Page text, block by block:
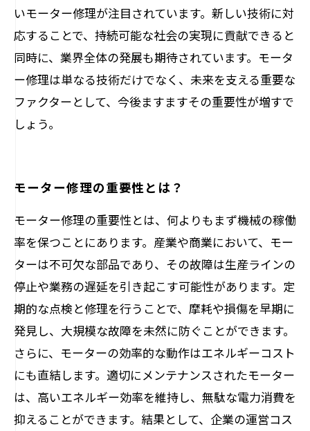
いモーター修理が注目されています。新しい技術に対
応することで、持続可能な社会の実現に貢献できると
同時に、業界全体の発展も期待されています。モータ
ー修理は単なる技術だけでなく、未来を支える重要な
ファクターとして、今後ますますその重要性が増すで
しょう。
モーター修理の重要性とは？
モーター修理の重要性とは、何よりもまず機械の稼働
率を保つことにあります。産業や商業において、モー
ターは不可欠な部品であり、その故障は生産ラインの
停止や業務の遅延を引き起こす可能性があります。定
期的な点検と修理を行うことで、摩耗や損傷を早期に
発見し、大規模な故障を未然に防ぐことができます。
さらに、モーターの効率的な動作はエネルギーコスト
にも直結します。適切にメンテナンスされたモーター
は、高いエネルギー効率を維持し、無駄な電力消費を
抑えることができます。結果として、企業の運営コス